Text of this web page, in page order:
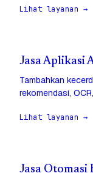
Lihat layanan →
Jasa Aplikasi
Tambahkan
rekomendasi,
Lihat layanan →
Jasa Otomasi